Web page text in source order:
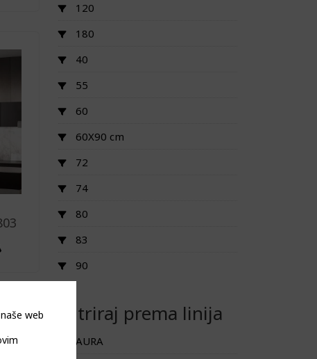
120
180
40
55
60
60X90 cm
72
74
80
83
90
Filtriraj prema linija
AURA
web